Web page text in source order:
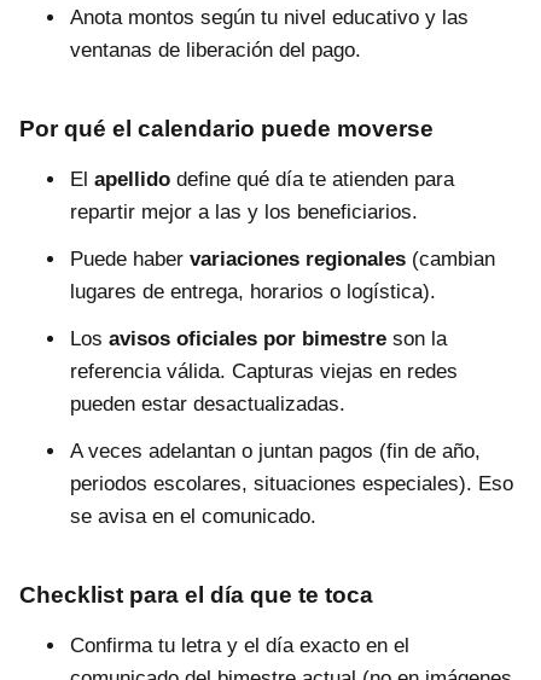
Anota montos según tu nivel educativo y las
ventanas de liberación del pago.
Por qué el calendario puede moverse
El apellido define qué día te atienden para
repartir mejor a las y los beneficiarios.
Puede haber variaciones regionales (cambian
lugares de entrega, horarios o logística).
Los avisos oficiales por bimestre son la
referencia válida. Capturas viejas en redes
pueden estar desactualizadas.
A veces adelantan o juntan pagos (fin de año,
periodos escolares, situaciones especiales). Eso
se avisa en el comunicado.
Checklist para el día que te toca
Confirma tu letra y el día exacto en el